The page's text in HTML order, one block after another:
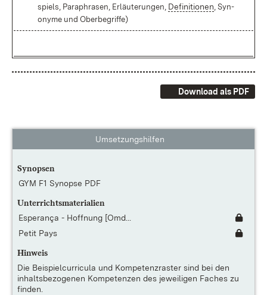
spiels, Pa­ra­phra­sen, Er­läu­te­run­gen, De­fi­ni­tio­nen , Syn­
ony­me und Ober­be­grif­fe)
Download als PDF
Umsetzungshilfen
Synopsen
GYM F1 Synopse PDF
Unterrichtsmaterialien
Esperança - Hoffnung [Omd...
Petit Pays
Hinweis
Die Beispielcurricula und Kompetenzraster sind bei den
inhaltsbezogenen Kompetenzen des jeweiligen Faches zu
finden.